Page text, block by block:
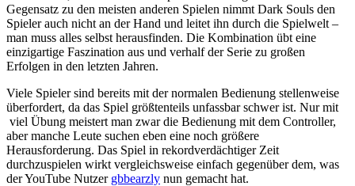
Gegensatz zu den meisten anderen Spielen nimmt Dark Souls den
Spieler auch nicht an der Hand und leitet ihn durch die Spielwelt –
man muss alles selbst herausfinden. Die Kombination übt eine
einzigartige Faszination aus und verhalf der Serie zu großen
Erfolgen in den letzten Jahren.
Viele Spieler sind bereits mit der normalen Bedienung stellenweise
überfordert, da das Spiel größtenteils unfassbar schwer ist. Nur mit
viel Übung meistert man zwar die Bedienung mit dem Controller,
aber manche Leute suchen eben eine noch größere
Herausforderung. Das Spiel in rekordverdächtiger Zeit
durchzuspielen wirkt vergleichsweise einfach gegenüber dem, was
der YouTube Nutzer gbbearzly nun gemacht hat.